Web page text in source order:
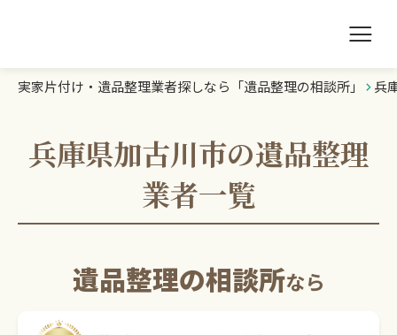
遺品整理の相談所TOP
業者を探す
ランキング
実家片付け・遺品整理業者探しなら「遺品整理の相談所」 兵
兵庫県加古川市の遺品整理
業者一覧
遺品整理の相談所なら